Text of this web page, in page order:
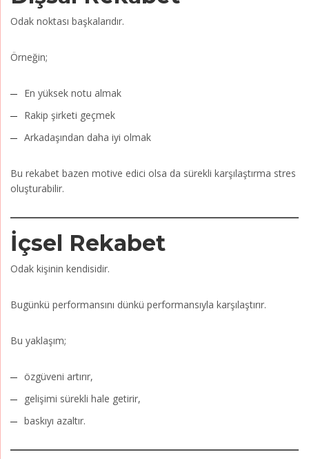
Odak noktası başkalarıdır.
Örneğin;
En yüksek notu almak
Rakip şirketi geçmek
Arkadaşından daha iyi olmak
Bu rekabet bazen motive edici olsa da sürekli karşılaştırma stres
oluşturabilir.
İçsel Rekabet
Odak kişinin kendisidir.
Bugünkü performansını dünkü performansıyla karşılaştırır.
Bu yaklaşım;
özgüveni artırır,
gelişimi sürekli hale getirir,
baskıyı azaltır.